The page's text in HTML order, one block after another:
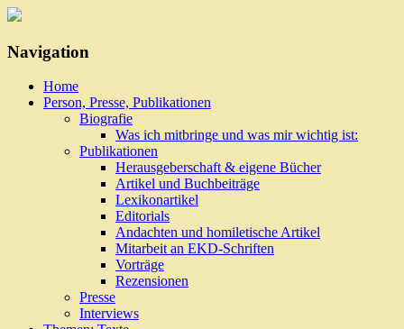
Cornelia Coenen-Marx
»Engagement mit Profil«
Navigation
Home
Person, Presse, Publikationen
Biografie
Was ich mitbringe und was mir wichtig ist:
Publikationen
Herausgeberschaft & eigene Bücher
Artikel und Buchbeiträge
Lexikonartikel
Editorials
Andachten und homiletische Artikel
Mitarbeit an EKD-Schriften
Vorträge
Rezensionen
Presse
Interviews